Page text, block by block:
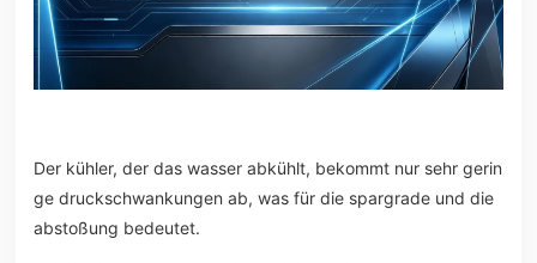
Der kühler, der das wasser abkühlt, bekommt nur sehr gerin
ge druckschwankungen ab, was für die spargrade und die
abstoßung bedeutet.